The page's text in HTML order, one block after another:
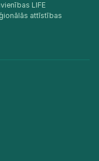
LIFE
attīstības